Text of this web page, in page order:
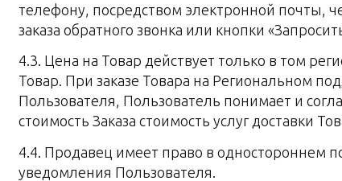
телефону, посредством электронной почты,
заказа обратного звонка или кнопки
4.3. Цена на Товар действует только в том
Товар. При заказе Товара на Региональном
Пользователя, Пользователь понимает и
стоимость Заказа стоимость услуг доставки
4.4. Продавец имеет право в одностороннем
уведомления Пользователя.